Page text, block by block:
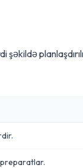
preparatlar.